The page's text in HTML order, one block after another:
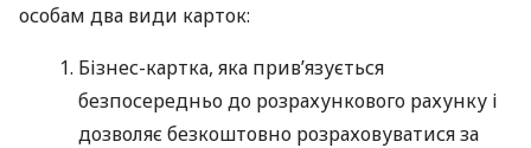
особам два види карток:
Бізнес-картка, яка прив’язується
безпосередньо до розрахункового рахунку і
дозволяє безкоштовно розраховуватися за